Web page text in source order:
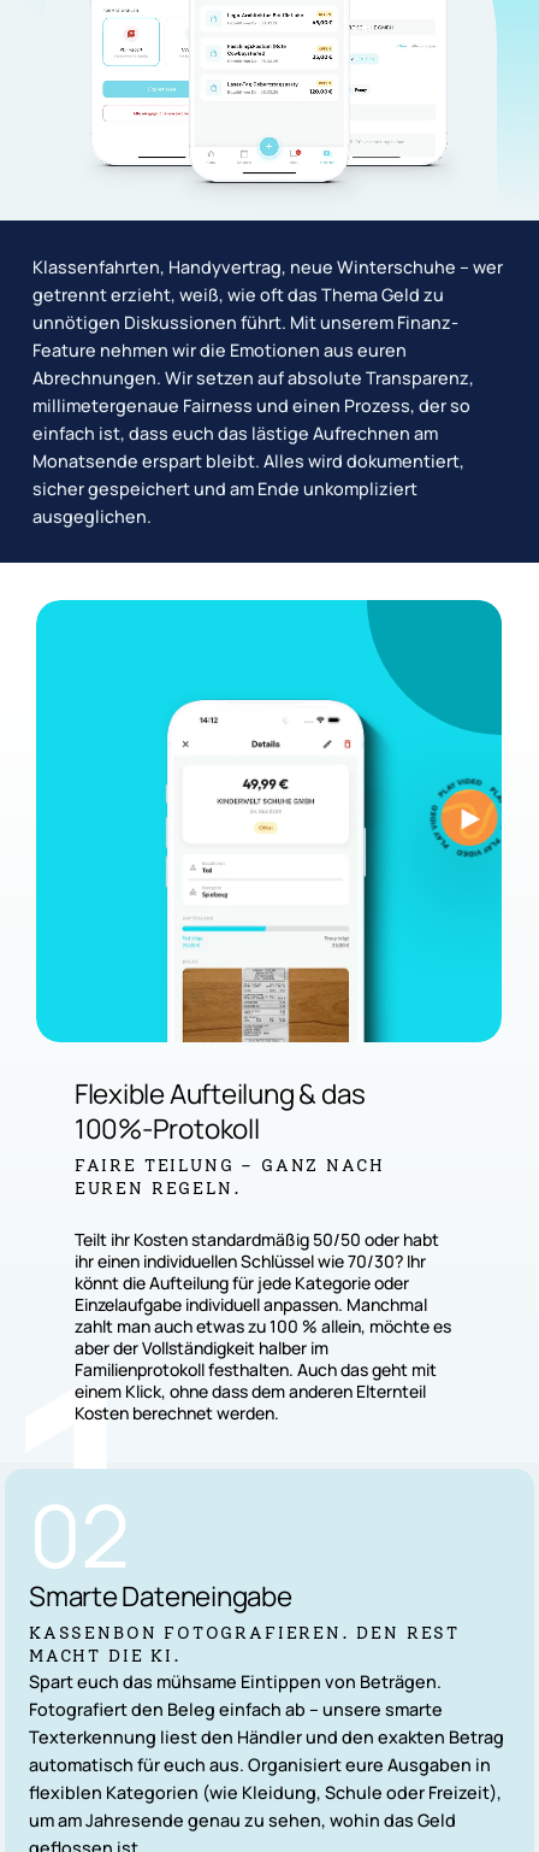
Klassenfahrten, Handyvertrag, neue Winterschuhe – wer
getrennt erzieht, weiß, wie oft das Thema Geld zu
unnötigen Diskussionen führt. Mit unserem Finanz-
Feature nehmen wir die Emotionen aus euren
Abrechnungen. Wir setzen auf absolute Transparenz,
millimetergenaue Fairness und einen Prozess, der so
einfach ist, dass euch das lästige Aufrechnen am
Monatsende erspart bleibt. Alles wird dokumentiert,
sicher gespeichert und am Ende unkompliziert
ausgeglichen.
1
FlexibleAufteilung&das
100%-Protokoll
FAIRE TEILUNG – GANZ NACH
EUREN REGELN.
Teilt ihr Kosten standardmäßig 50/50 oder habt
ihr einen individuellen Schlüssel wie 70/30? Ihr
könnt die Aufteilung für jede Kategorie oder
Einzelaufgabe individuell anpassen. Manchmal
zahlt man auch etwas zu 100 % allein, möchte es
aber der Vollständigkeit halber im
Familienprotokoll festhalten. Auch das geht mit
einem Klick, ohne dass dem anderen Elternteil
Kosten berechnet werden.
02
SmarteDateneingabe
KASSENBON FOTOGRAFIEREN. DEN REST
MACHT DIE KI.
Spart euch das mühsame Eintippen von Beträgen.
Fotografiert den Beleg einfach ab – unsere smarte
Texterkennung liest den Händler und den exakten Betrag
automatisch für euch aus. Organisiert eure Ausgaben in
flexiblen Kategorien (wie Kleidung, Schule oder Freizeit),
um am Jahresende genau zu sehen, wohin das Geld
geflossen ist.